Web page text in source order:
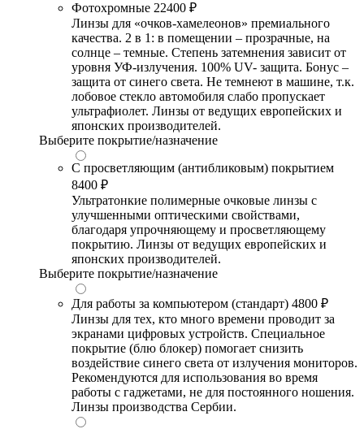
Фотохромные 22400 ₽
Линзы для «очков-хамелеонов» премиального
качества. 2 в 1: в помещении – прозрачные, на
солнце – темные. Степень затемнения зависит от
уровня УФ-излучения. 100% UV- защита. Бонус –
защита от синего света. Не темнеют в машине, т.к.
лобовое стекло автомобиля слабо пропускает
ультрафиолет. Линзы от ведущих европейских и
японских производителей.
Выберите покрытие/назначение
С просветляющим (антибликовым) покрытием
8400 ₽
Ультратонкие полимерные очковые линзы с
улучшенными оптическими свойствами,
благодаря упрочняющему и просветляющему
покрытию. Линзы от ведущих европейских и
японских производителей.
Выберите покрытие/назначение
Для работы за компьютером (стандарт) 4800 ₽
Линзы для тех, кто много времени проводит за
экранами цифровых устройств. Специальное
покрытие (блю блокер) помогает снизить
воздействие синего света от излучения мониторов.
Рекомендуются для использования во время
работы с гаджетами, не для постоянного ношения.
Линзы производства Сербии.